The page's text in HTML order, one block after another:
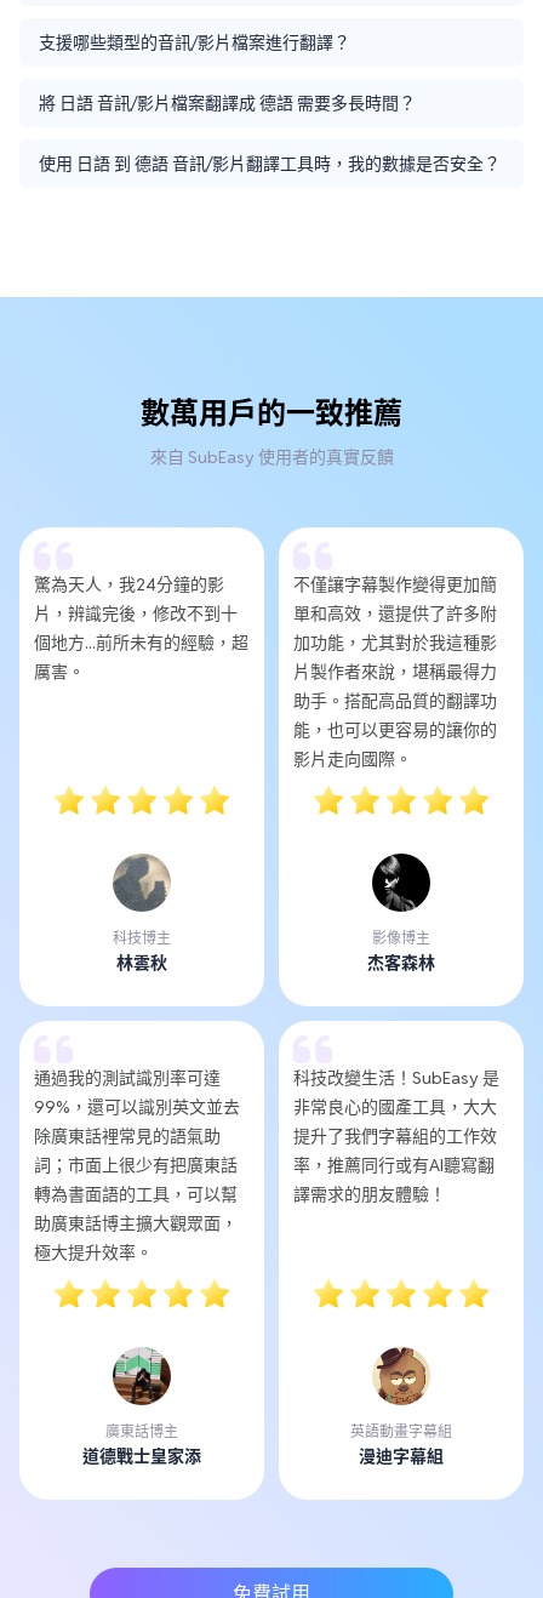
支援哪些類型的音訊/影片檔案進行翻譯？
將 日語 音訊/影片檔案翻譯成 德語 需要多長時間？
使用 日語 到 德語 音訊/影片翻譯工具時，我的數據是否安全？
數萬用戶的一致推薦
來自 SubEasy 使用者的真實反饋
驚為天人，我24分鐘的影
片，辨識完後，修改不到十
個地方...前所未有的經驗，超
厲害。
科技博主
林雲秋
不僅讓字幕製作變得更加簡
單和高效，還提供了許多附
加功能，尤其對於我這種影
片製作者來說，堪稱最得力
助手。搭配高品質的翻譯功
能，也可以更容易的讓你的
影片走向國際。
影像博主
杰客森林
通過我的測試識別率可達
99%，還可以識別英文並去
除廣東話裡常見的語氣助
詞；市面上很少有把廣東話
轉為書面語的工具，可以幫
助廣東話博主擴大觀眾面，
極大提升效率。
廣東話博主
道德戰士皇家添
科技改變生活！SubEasy 是
非常良心的國產工具，大大
提升了我們字幕組的工作效
率，推薦同行或有AI聽寫翻
譯需求的朋友體驗！
英語動畫字幕組
漫迪字幕組